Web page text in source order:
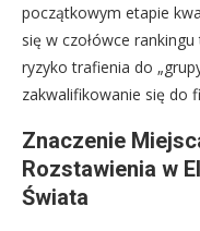
początkowym etapie
się w czołówce
ryzyko trafienia do
zakwalifikowanie się do
Znaczenie
Rozstawienia w
Świata